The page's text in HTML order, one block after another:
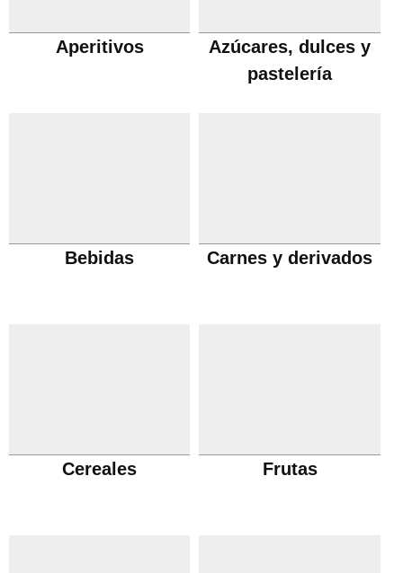
Aperitivos
Azúcares, dulces y
pastelería
Bebidas Carnes y derivados
Cereales Frutas